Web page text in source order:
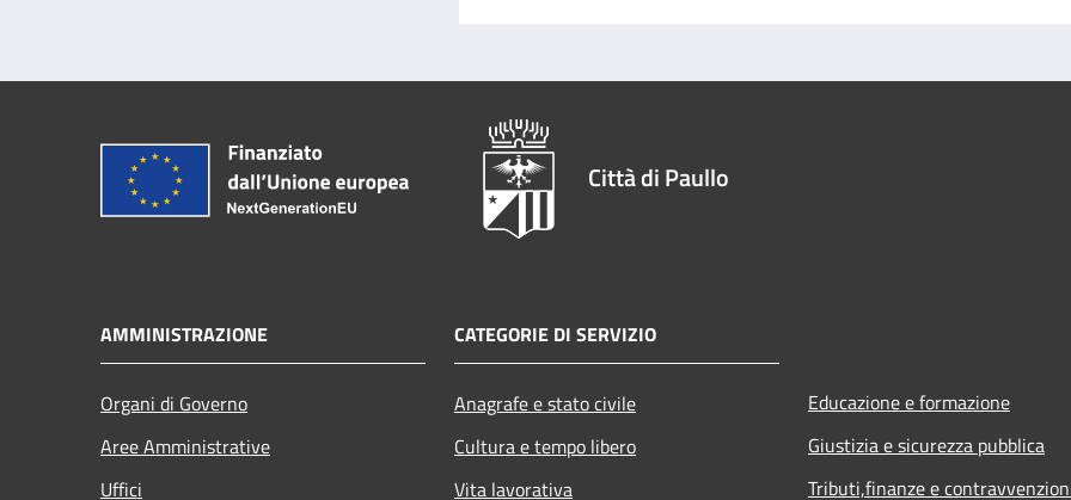
Città di Paullo
AMMINISTRAZIONE
Organi di Governo
Aree Amministrative
Uffici
CATEGORIE DI SERVIZIO
Anagrafe e stato civile
Cultura e tempo libero
Vita lavorativa
Educazione e formazione
Giustizia e sicurezza pubblica
Tributi,finanze e